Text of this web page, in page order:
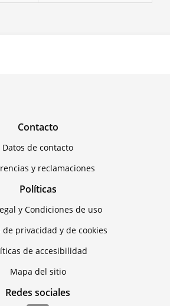
Contacto
Datos de contacto
y reclamaciones
Políticas
y Condiciones de uso
de privacidad y de cookies
de accesibilidad
Mapa del sitio
Redes sociales